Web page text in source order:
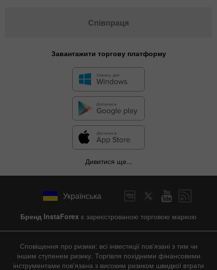
Співпраця
Завантажити торгову платформу
Дивитися ще...
Українська
Бренд InstaForex є зареєстрованою торговою маркою
Сповіщення про ризики: всі інвестиції пов'язані з тим чи
іншим ступенем ризику. Торгівля похідними фінансовими
інструментами пов'язана з високим ризиком швидкої втрати